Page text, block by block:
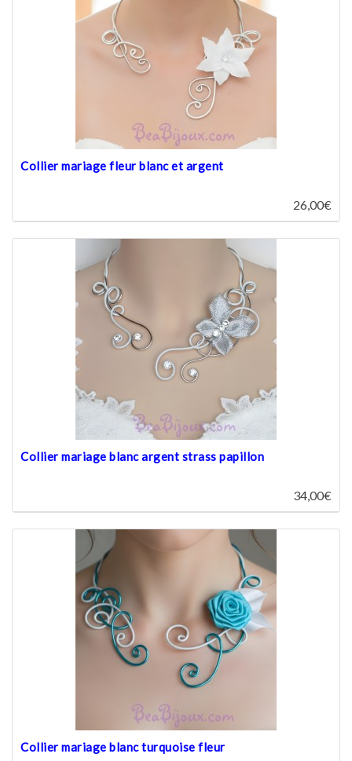
Collier mariage fleur blanc et argent
26,00€
Collier mariage blanc argent strass papillon
34,00€
Collier mariage blanc turquoise fleur